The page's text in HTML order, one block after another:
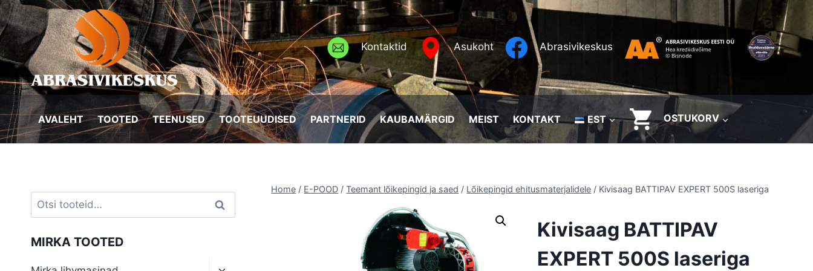
Skip
to
content
Kontaktid Asukoht Abrasivikeskus
AVALEHT TOOTED TEENUSED TOOTEUUDISED PARTNERID KAUBAMÄRGID MEIST KONTAKT EST OSTUKORV
Home / E-POOD / Teemant lõikepingid ja saed / Lõikepingid ehitusmaterjalidele / Kivisaag BATTIPAV EXPERT 500S laseriga
Kivisaag BATTIPAV
EXPERT 500S laseriga
Otsi: Otsi
MIRKA TOOTED
Toggle